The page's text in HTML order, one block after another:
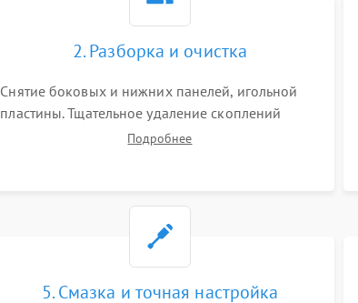
2. Разборка и очистка
Снятие боковых и нижних панелей, игольной
пластины. Тщательное удаление скоплений
тканевой пыли, обрезков и очесов из зоны
Подробнее
5. Смазка и точная настройка